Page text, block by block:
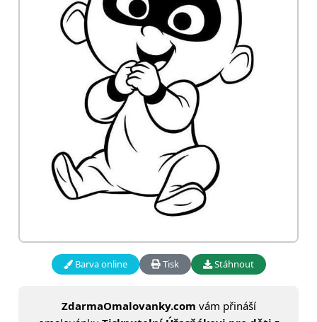
Barva online Tisk Stáhnout
ZdarmaOmalovanky.com vám přináší